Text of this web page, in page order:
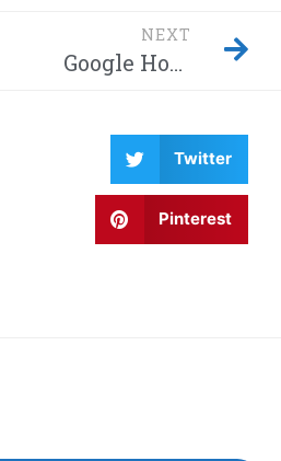
NEXT
Google Home-hack laat hackers afluisteren van je privégesprekken – Dit moet je weten! Waarom wordt Twitter steeds gehackt en heeft China eindelijk de encryptie gebroken met kwantumcomputers?
Twitter
Pinterest